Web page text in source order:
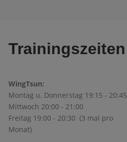
Trainingszeiten
WingTsun:
Montag u. Donnerstag 19:15 - 20:45
Mittwoch 20:00 - 21:00
Freitag 19:00 - 20:30 (3 mal pro
Monat)